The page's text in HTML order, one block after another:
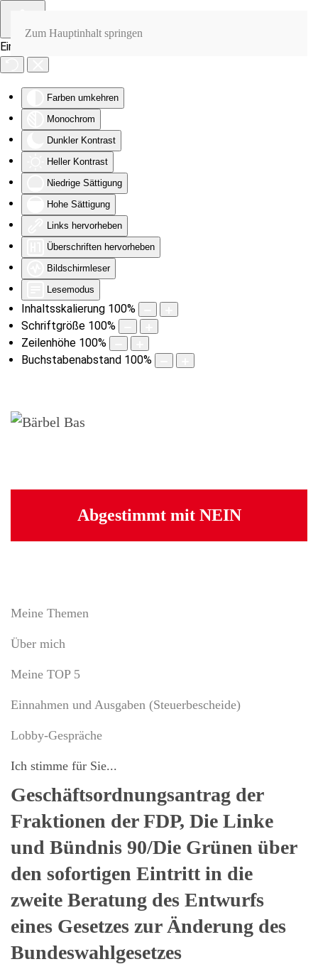
Eingabehilfen öffnen
Farben umkehren
Monochrom
Dunkler Kontrast
Heller Kontrast
Niedrige Sättigung
Hohe Sättigung
Links hervorheben
Überschriften hervorheben
Bildschirmleser
Lesemodus
Inhaltsskalierung 100%
Schriftgröße 100%
Zeilenhöhe 100%
Buchstabenabstand 100%
Zum Hauptinhalt springen
Abgestimmt mit NEIN
Meine Themen
Über mich
Meine TOP 5
Einnahmen und Ausgaben (Steuerbescheide)
Lobby-Gespräche
Ich stimme für Sie...
Geschäftsordnungsantrag der
Fraktionen der FDP, Die Linke
und Bündnis 90/Die Grünen über
den sofortigen Eintritt in die
zweite Beratung des Entwurfs
eines Gesetzes zur Änderung des
Bundeswahlgesetzes